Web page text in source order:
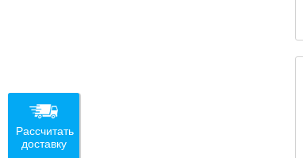
Рассчитать
доставку